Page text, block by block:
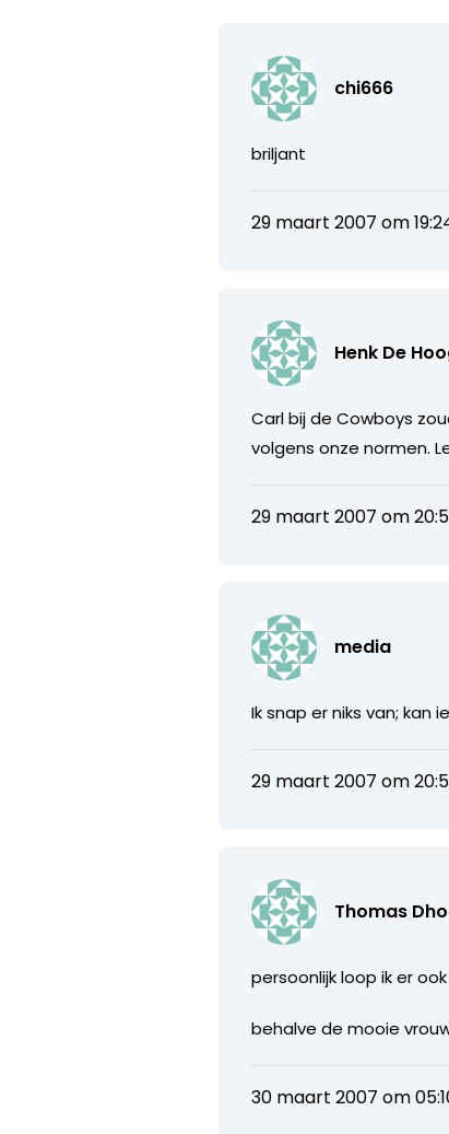
chi666
briljant
29 maart 2007 om
Henk De
Carl bij de Cowboys
volgens onze normen.
29 maart 2007 om
media
Ik snap er niks van; kan
29 maart 2007 om
Thomas
persoonlijk loop ik er
behalve de mooie
30 maart 2007 om